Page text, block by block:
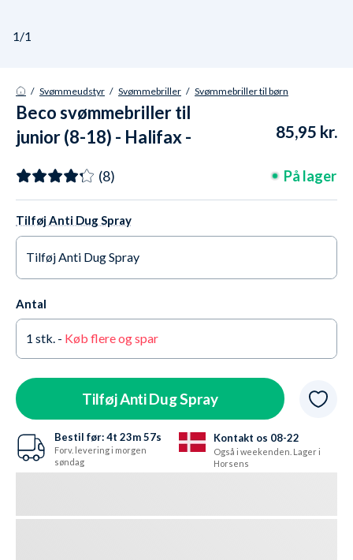
1/1
/ Svømmeudstyr / Svømmebriller / Svømmebriller til børn
Beco svømmebriller til
junior (8-18) - Halifax -
85,95 kr.
(8) På lager
Tilføj Anti Dug Spray
Tilføj Anti Dug Spray
Nej tak På lager
Antal
1 stk. - Køb flere og spar
Tilføj Anti Dug Spray
Bestil før:4t 23m55s
Forv. levering i morgen
søndag
Kontakt os 08-22
Også i weekenden. Lager i
Horsens